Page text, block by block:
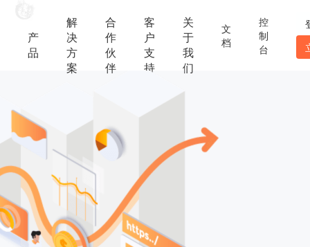
产
品
解
决
方
案
合
作
伙
伴
客
户
支
持
关
于
我
们
文
档
控
制
台
主题云
助力中小企业数智化转型升级